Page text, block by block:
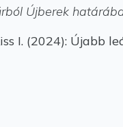
Újberek
I. (2024): Újabb